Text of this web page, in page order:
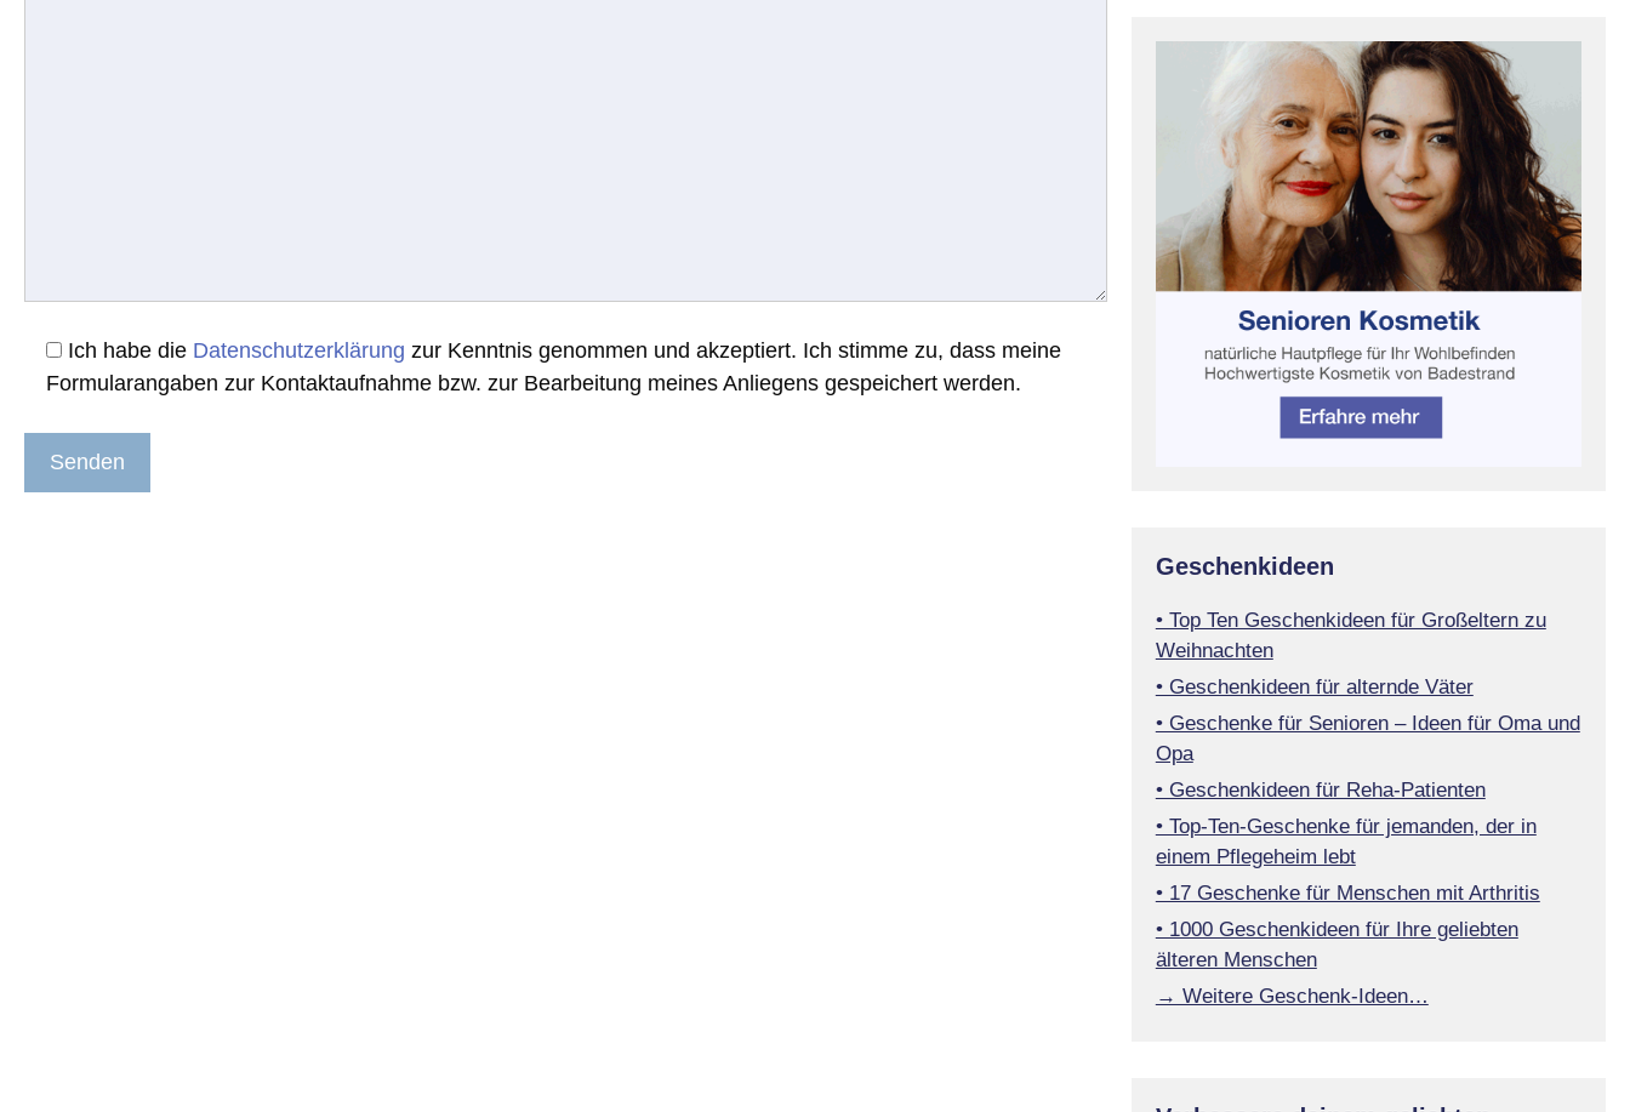
Ich habe die Datenschutzerklärung zur Kenntnis genommen und akzeptiert. Ich stimme zu, dass meine
Formularangaben zur Kontaktaufnahme bzw. zur Bearbeitung meines Anliegens gespeichert werden.
Geschenkideen
• Top Ten Geschenkideen für Großeltern zu
Weihnachten
• Geschenkideen für alternde Väter
• Geschenke für Senioren – Ideen für Oma und
Opa
• Geschenkideen für Reha-Patienten
• Top-Ten-Geschenke für jemanden, der in
einem Pflegeheim lebt
• 17 Geschenke für Menschen mit Arthritis
• 1000 Geschenkideen für Ihre geliebten
älteren Menschen
→ Weitere Geschenk-Ideen…